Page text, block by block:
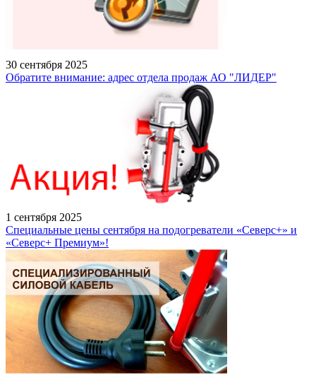
30 сентября 2025
Обратите внимание: адрес отдела продаж АО "ЛИДЕР"
1 сентября 2025
Специальные цены сентября на подогреватели «Северс+» и
«Северс+ Премиум»!